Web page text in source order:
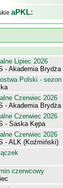
aPKL:
Lipiec 2026
- Akademia Brydża
Polski - sezon
Czerwiec 2026
- Akademia Brydża
Czerwiec 2026
- Saska Kępa
Czerwiec 2026
- ALK (Koźmiński)
czerwcowy